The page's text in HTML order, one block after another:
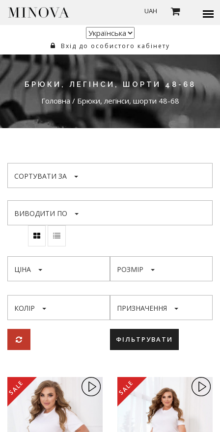
UAH
Вхід до особистого кабінету
БРЮКИ, ЛЕГІНСИ, ШОРТИ 48-68
Головна / Брюки, легінси, шорти 48-68
СОРТУВАТИ ЗА
ВИВОДИТИ ПО
ЦІНА РОЗМІР
КОЛІР ПРИЗНАЧЕННЯ
ФІЛЬТРУВАТИ
SALE SALE